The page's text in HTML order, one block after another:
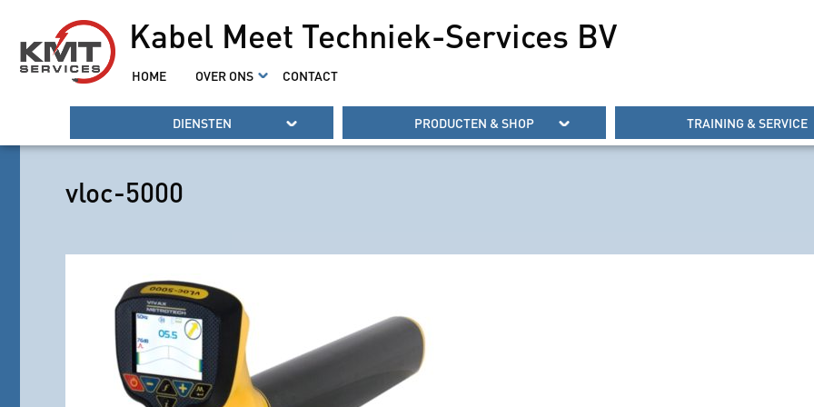
Kabel Meet Techniek-Services BV
HOME OVER ONS CONTACT
DIENSTEN PRODUCTEN & SHOP TRAINING & SERVICE
vloc-5000